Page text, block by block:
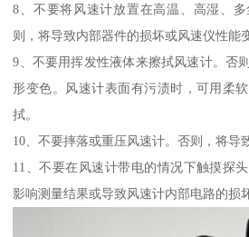
8、不要将风速计放置在高温、高湿、
则，将导致内部器件的损坏或风速仪性能
9、不要用挥发性液体来擦拭风速计。否
形变色。风速计表面有污渍时，可用柔
拭。
10、不要摔落或重压风速计。否则，将导
11、不要在风速计带电的情况下触摸探
影响测量结果或导致风速计内部电路的损